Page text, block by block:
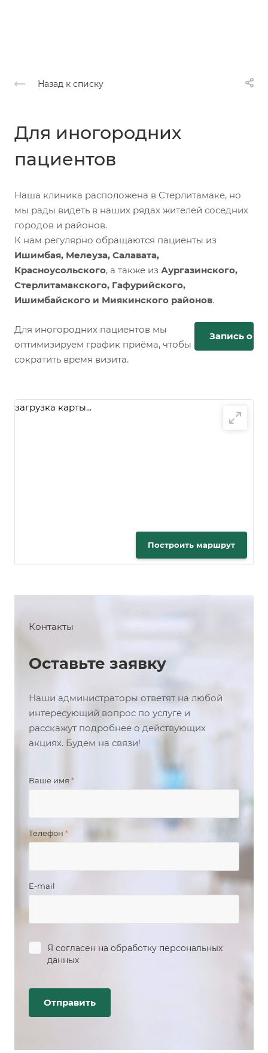
Назад к списку
Для иногородних
пациентов
Наша клиника расположена в Стерлитамаке, но
мы рады видеть в наших рядах жителей соседних
городов и районов.
К нам регулярно обращаются пациенты из
Ишимбая, Мелеуза, Салавата,
Красноусольского, а также из Аургазинского,
Стерлитамакского, Гафурийского,
Ишимбайского и Миякинского районов.
Для иногородних пациентов мы
оптимизируем график приёма, чтобы
сократить время визита.
Запись
загрузка карты...
Построить маршрут
Контакты
Оставьте заявку
Наши администраторы ответят на любой
интересующий вопрос по услуге и
расскажут подробнее о действующих
акциях. Будем на связи!
Ваше имя *
Телефон *
E-mail
Я согласен на обработку персональных
данных